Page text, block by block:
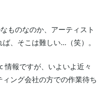
ものなのか、アーティスト
、そこは難しい…（笑）。
報ですが、いよいよ近々
ング会社の方での作業待ち